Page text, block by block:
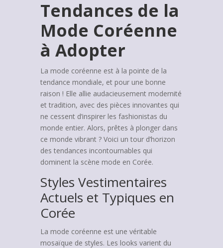
Tendances de la
Mode Coréenne
à Adopter
La mode coréenne est à la pointe de la
tendance mondiale, et pour une bonne
raison ! Elle allie audacieusement modernité
et tradition, avec des pièces innovantes qui
ne cessent d’inspirer les fashionistas du
monde entier. Alors, prêtes à plonger dans
ce monde vibrant ? Voici un tour d’horizon
des tendances incontournables qui
dominent la scène mode en Corée.
Styles Vestimentaires
Actuels et Typiques en
Corée
La mode coréenne est une véritable
mosaïque de styles. Les looks varient du